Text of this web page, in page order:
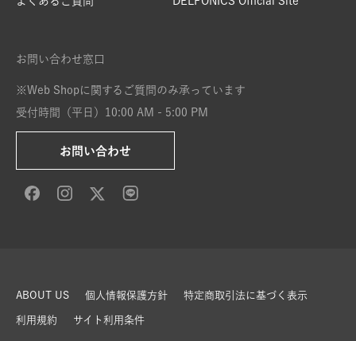
お問い合わせ窓口
※Web Shopに関するご質問のみ承っています
受付時間（平日）10:00 AM - 5:00 PM
お問い合わせ
ABOUT US 個人情報保護方針 特定商取引法に基づく表示
利用規約 サイト利用条件